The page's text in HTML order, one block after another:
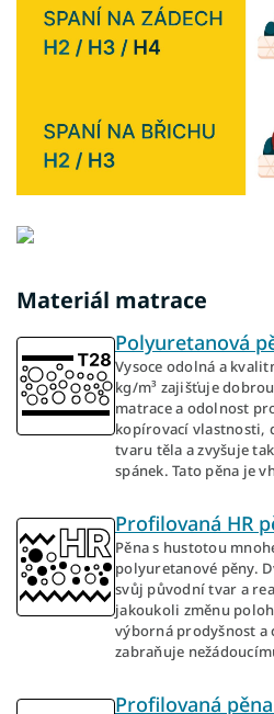
Materiál matrace
Polyuretanová
Vysoce odolná a
kg/m³ zajišťuje
matrace a odolnost
kopírovací vlastnosti,
tvaru těla a zvyšuje
spánek. Tato pěna je
Profilovaná HR
Pěna s hustotou
polyuretanové pěny.
svůj původní tvar a
jakoukoli změnu
výborná prodyšnost a
zabraňuje
Profilovaná